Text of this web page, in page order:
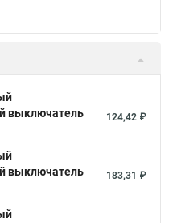
выключатель
124,42 ₽
выключатель
183,31 ₽